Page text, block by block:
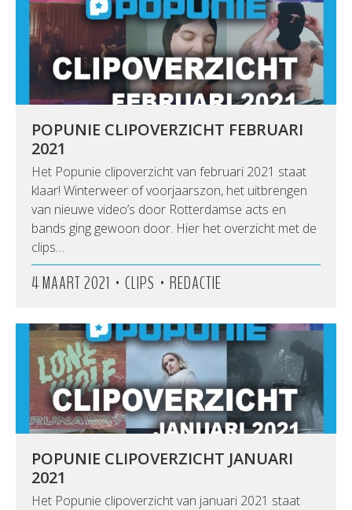
POPUNIE CLIPOVERZICHT FEBRUARI
2021
Het Popunie clipoverzicht van februari 2021 staat
klaar! Winterweer of voorjaarszon, het uitbrengen
van nieuwe video’s door Rotterdamse acts en
bands ging gewoon door. Hier het overzicht met de
clips…
4 MAART 2021 • CLIPS • REDACTIE
POPUNIE CLIPOVERZICHT JANUARI
2021
Het Popunie clipoverzicht van januari 2021 staat